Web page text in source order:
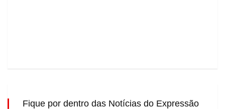
Fique por dentro das Notícias do Expressão